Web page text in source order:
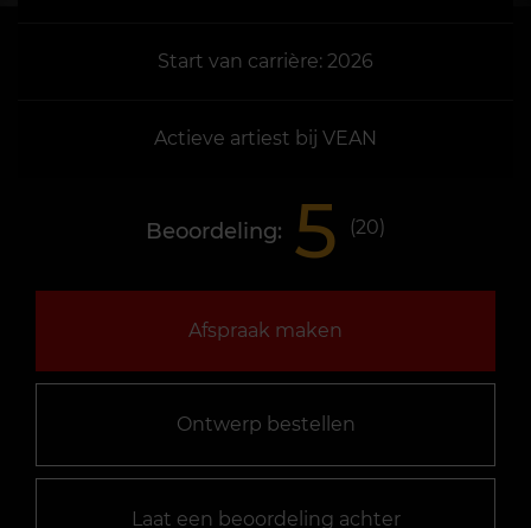
Start van carrière: 2026
Actieve artiest bij VEAN
Beoordeling: 5 (20)
Afspraak maken
Ontwerp bestellen
Laat een beoordeling achter